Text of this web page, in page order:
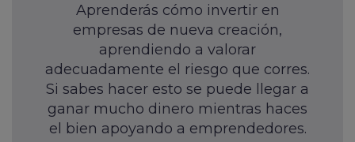
Aprenderás cómo invertir en
empresas de nueva creación,
aprendiendo a valorar
adecuadamente el riesgo que corres.
Si sabes hacer esto se puede llegar a
ganar mucho dinero mientras haces
el bien apoyando a emprendedores.